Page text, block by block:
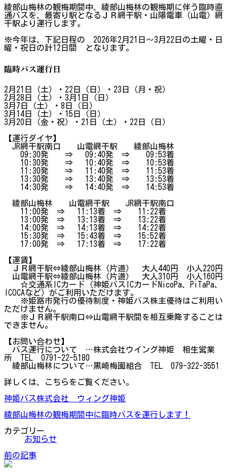
綾部山梅林の観梅期間中、綾部山梅林の観梅期に伴う臨時直
通バスを、最寄り駅となるＪＲ網干駅・山陽電車（山電）網
干駅より運行します。
※今年は、下記日程の 2026年2月21日～3月22日の土曜・日
曜・祝日の計12日間 となります。
臨時バス運行日
2月21日（土）・22日（日）・23日（月・祝）
2月28日（土）・3月1日（日）
3月7日（土）・8日（日）
3月14日（土）・15日（日）
3月20日（金・祝）・21日（土）・22日（日）
【運行ダイヤ】
JR網干駅南口 山電網干駅 綾部山梅林
09:30発 ⇒ 09:40発 ⇒ 09:53着
10:30発 ⇒ 10:40発 ⇒ 10:53着
11:30発 ⇒ 11:40発 ⇒ 11:53着
13:30発 ⇒ 13:40発 ⇒ 13:53着
14:30発 ⇒ 14:40発 ⇒ 14:53着
綾部山梅林 山電網干駅 JR網干駅南口
11:00発 ⇒ 11:13着 ⇒ 11:22着
13:00発 ⇒ 13:13着 ⇒ 13:22着
14:00発 ⇒ 14:13着 ⇒ 14:22着
15:30発 ⇒ 15:43着 ⇒ 15:52着
17:00発 ⇒ 17:13着 ⇒ 17:22着
【運賃】
ＪＲ網干駅⇔綾部山梅林（片道） 大人440円 小人220円
山電網干駅⇔綾部山梅林（片道） 大人310円 小人160円
☆交通系ICカード（神姫バスICカードNicoPa、PiTaPa、
ICOCAなど）がご利用いただけます。
※姫路市発行の優待制度・神姫バス株主優待はご利用い
ただけません。
※ＪＲ網干駅南口⇔山電網干駅間を相互乗降することは
できません。
【お問い合わせ】
バス運行について …株式会社ウイング神姫 相生営業
所 TEL 0791-22-5180
綾部山梅林について…黒崎梅園組合 TEL 079-322-3551
詳しくは、こちらをご覧ください。
神姫バス株式会社 ウィング神姫
綾部山梅林の観梅期間中に臨時バスを運行します！
カテゴリー
お知らせ
前の記事